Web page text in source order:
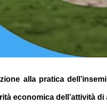
alla pratica
economica dell’attività di